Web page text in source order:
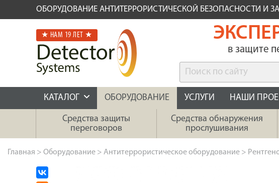
ОБОРУДОВАНИЕ АНТИТЕРРОРИСТИЧЕСКОЙ БЕЗОПАСНОСТИ И
★ НАМ 19 ЛЕТ ★
в защите
КАТАЛОГ ОБОРУДОВАНИЕ УСЛУГИ НАШИ
Средства защиты
переговоров
Средства обнаружения
прослушивания
Главная > Оборудование > Антитеррористическое оборудование >